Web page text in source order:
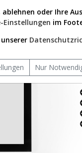
oder Ihre
Einstellungen im
Nur